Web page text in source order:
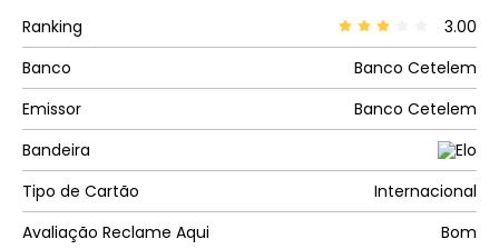
Ranking
3.00
Banco
Banco Cetelem
Emissor
Banco Cetelem
Bandeira
Tipo de Cartão
Internacional
Avaliação Reclame Aqui
Bom